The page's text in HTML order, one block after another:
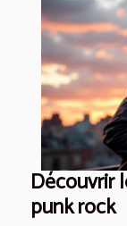
Découvrir
punk rock